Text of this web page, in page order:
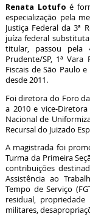
Renata Lotufoé
especialização pela
Justiça Federal da 3ª
juíza federal
titular, passou pela
Prudente/SP, 1ª Vara
Fiscais de São Paulo
desde 2011.
Foi diretora do Foro
a 2010 e vice-
Nacional de
Recursal do Juizado
A magistrada foi
Turma da Primeira
contribuições
Assistência ao
Tempo de Serviço
residual,
militares,